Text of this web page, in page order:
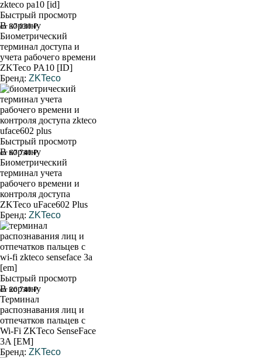
Быстрый просмотр
В корзину
от 37 030 ₽
Биометрический
терминал доступа и
учета рабочего времени
ZKTeco PA10 [ID]
Бренд: ZKTeco
Быстрый просмотр
В корзину
от 67 740 ₽
Биометрический
терминал учета
рабочего времени и
контроля доступа
ZKTeco uFace602 Plus
Бренд: ZKTeco
Быстрый просмотр
В корзину
от 26 740 ₽
Терминал
распознавания лиц и
отпечатков пальцев с
Wi-Fi ZKTeco SenseFace
3A [EM]
Бренд: ZKTeco